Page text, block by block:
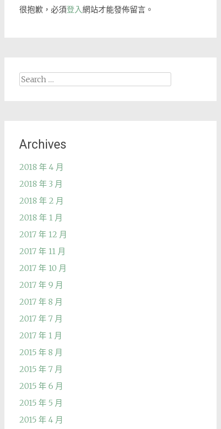
很抱歉，必須登入網站才能發佈留言。
Search
Archives
2018 年 4 月
2018 年 3 月
2018 年 2 月
2018 年 1 月
2017 年 12 月
2017 年 11 月
2017 年 10 月
2017 年 9 月
2017 年 8 月
2017 年 7 月
2017 年 1 月
2015 年 8 月
2015 年 7 月
2015 年 6 月
2015 年 5 月
2015 年 4 月